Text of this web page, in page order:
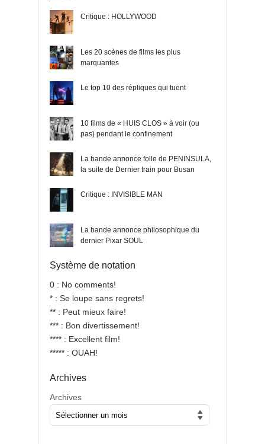
Critique : HOLLYWOOD
Les 20 scènes de films les plus
marquantes
Le top 10 des répliques qui tuent
10 films de « HUIS CLOS » à voir (ou
pas) pendant le confinement
La bande annonce folle de PENINSULA,
la suite de Dernier train pour Busan
Critique : INVISIBLE MAN
La bande annonce philosophique du
dernier Pixar SOUL
Système de notation
0 : No comments!
* : Se loupe sans regrets!
** : Peut mieux faire!
*** : Bon divertissement!
**** : Excellent film!
***** : OUAH!
Archives
Archives